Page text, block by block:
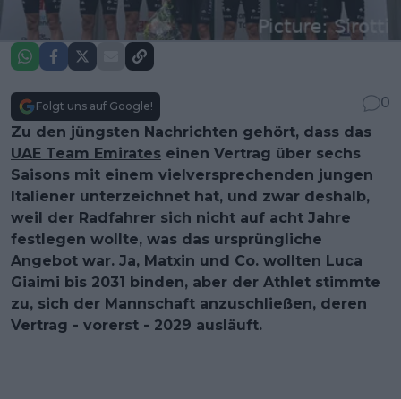
Folgt uns auf Google!
0
Zu den jüngsten Nachrichten gehört, dass das
UAE Team Emirates einen Vertrag über sechs
Saisons mit einem vielversprechenden jungen
Italiener unterzeichnet hat, und zwar deshalb,
weil der Radfahrer sich nicht auf acht Jahre
festlegen wollte, was das ursprüngliche
Angebot war. Ja, Matxin und Co. wollten Luca
Giaimi bis 2031 binden, aber der Athlet stimmte
zu, sich der Mannschaft anzuschließen, deren
Vertrag - vorerst - 2029 ausläuft.